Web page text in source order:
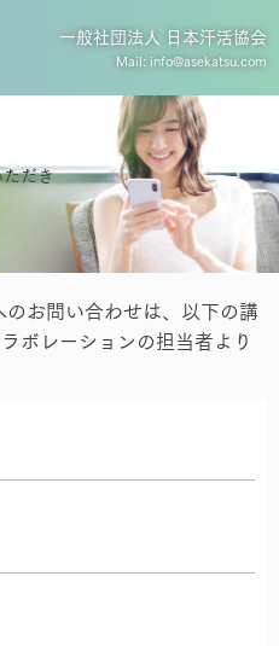
一般社団法人 日本汗活協会
Mail: info@asekatsu.com
ただき
お問い合わせは、以下の講
ボレーションの担当者より